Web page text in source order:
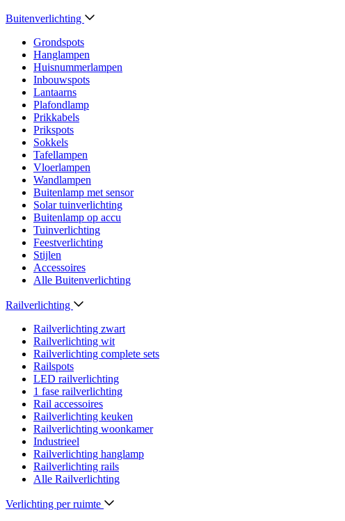
Buitenverlichting
Grondspots
Hanglampen
Huisnummerlampen
Inbouwspots
Lantaarns
Plafondlamp
Prikkabels
Prikspots
Sokkels
Tafellampen
Vloerlampen
Wandlampen
Buitenlamp met sensor
Solar tuinverlichting
Buitenlamp op accu
Tuinverlichting
Feestverlichting
Stijlen
Accessoires
Alle Buitenverlichting
Railverlichting
Railverlichting zwart
Railverlichting wit
Railverlichting complete sets
Railspots
LED railverlichting
1 fase railverlichting
Rail accessoires
Railverlichting keuken
Railverlichting woonkamer
Industrieel
Railverlichting hanglamp
Railverlichting rails
Alle Railverlichting
Verlichting per ruimte